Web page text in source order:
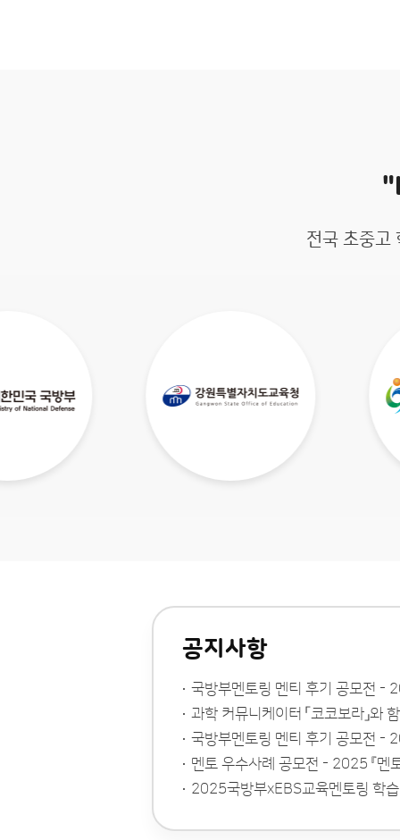
"
전국 초중고
공지사항
국방부멘토링 멘티 후기 공모전 -
과학 커뮤니케이터 「코코보라」와
국방부멘토링 멘티 후기 공모전 -
멘토 우수사례 공모전 - 2025 『멘
2025국방부xEBS교육멘토링 학